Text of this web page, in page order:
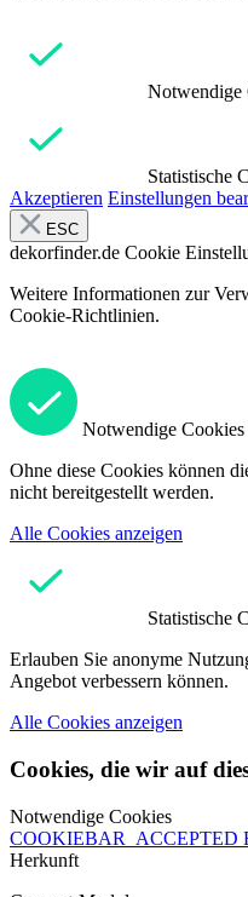
Notwendige
Statistische
Akzeptieren Einstellungen
ESC
dekorfinder.de Cookie
Weitere Informationen zur
Cookie-Richtlinien.
Notwendige Cookies
Ohne diese Cookies können
nicht bereitgestellt werden.
Alle Cookies anzeigen
Statistische
Erlauben Sie anonyme
Angebot verbessern können.
Alle Cookies anzeigen
Cookies, die wir auf
Notwendige Cookies
COOKIEBAR_ACCEPTED
Herkunft